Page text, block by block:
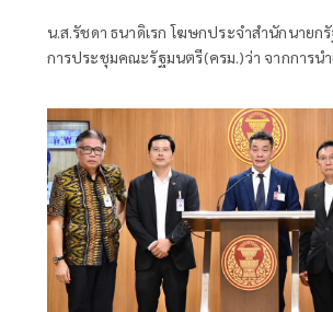
น.ส.รัชดา ธนาดิเรก โฆษกประจำสำนักนายก
การประชุมคณะรัฐมนตรี(ครม.)ว่า จากการนำ
ร่วมรัฐบาลและนายกฯไปแล้วว่า รัฐบาลนี้มีเ
ทำงานร่วมกันอย่างเต็มที่